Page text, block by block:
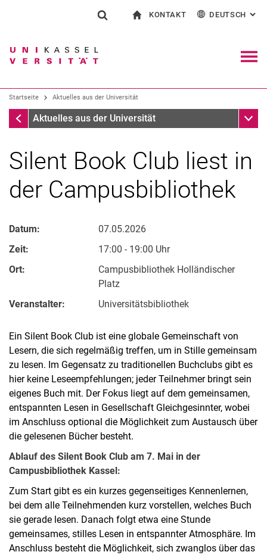
Springe direkt zu: Inhalt
Springe direkt zu: Suche
Springe direkt zu:
Suchen (öffnet externen Link in einem
KONTAKT
Kontakt für Presse und Öffentlichkeit
Einrichtungen suchen
DEUTSCH :
Startseite Aktuelles aus der Universität
Startseite
Aktuelles aus der Universität
Silent Book Club liest in
der Campusbibliothek
Datum:
07.05.2026
Zeit:
17:00 - 19:00 Uhr
Ort:
Campusbibliothek Holländischer
Platz
Veranstalter:
Universitätsbibliothek
Ein Silent Book Club ist eine globale Gemeinschaft von
Lesern, die sich regelmäßig treffen, um in Stille gemeinsam
zu lesen. Im Gegensatz zu traditionellen Buchclubs gibt es
hier keine Leseempfehlungen; jeder Teilnehmer bringt sein
eigenes Buch mit. Der Fokus liegt auf dem gemeinsamen,
entspannten Lesen in Gesellschaft Gleichgesinnter, wobei
im Anschluss optional die Möglichkeit zum Austausch über
die gelesenen Bücher besteht.
Ablauf des Silent Book Club am 7. Mai in der
Campusbibliothek Kassel:
Zum Start gibt es ein kurzes gegenseitiges Kennenlernen,
bei dem alle Teilnehmenden kurz vorstellen, welches Buch
sie gerade lesen. Danach folgt etwa eine Stunde
gemeinsames, stilles Lesen in entspannter Atmosphäre. Im
Anschluss besteht die Möglichkeit, sich zwanglos über das